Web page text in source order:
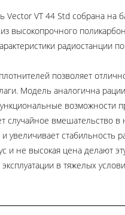
Vector VT 44 Std собрана на
высокопрочного
радиостанции
позволяет
Модель аналогична
возможности
случайное вмешательство в
увеличивает стабильность
и не высокая цена делают
в тяжелых